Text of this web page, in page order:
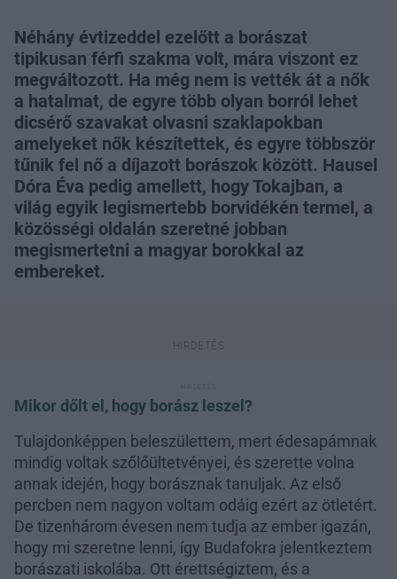
Néhány évtizeddel ezelőtt a borászat
tipikusan férfi szakma volt, mára viszont ez
megváltozott. Ha még nem is vették át a nők
a hatalmat, de egyre több olyan borról lehet
dicsérő szavakat olvasni szaklapokban
amelyeket nők készítettek, és egyre többször
tűnik fel nő a díjazott borászok között. Hausel
Dóra Éva pedig amellett, hogy Tokajban, a
világ egyik legismertebb borvidékén termel, a
közösségi oldalán szeretné jobban
megismertetni a magyar borokkal az
embereket.
Mikor dőlt el, hogy borász leszel?
Tulajdonképpen beleszülettem, mert édesapámnak
mindig voltak szőlőültetvényei, és szerette volna
annak idején, hogy borásznak tanuljak. Az első
percben nem nagyon voltam odáig ezért az ötletért.
De tizenhárom évesen nem tudja az ember igazán,
hogy mi szeretne lenni, így Budafokra jelentkeztem
borászati iskolába. Ott érettségiztem, és a